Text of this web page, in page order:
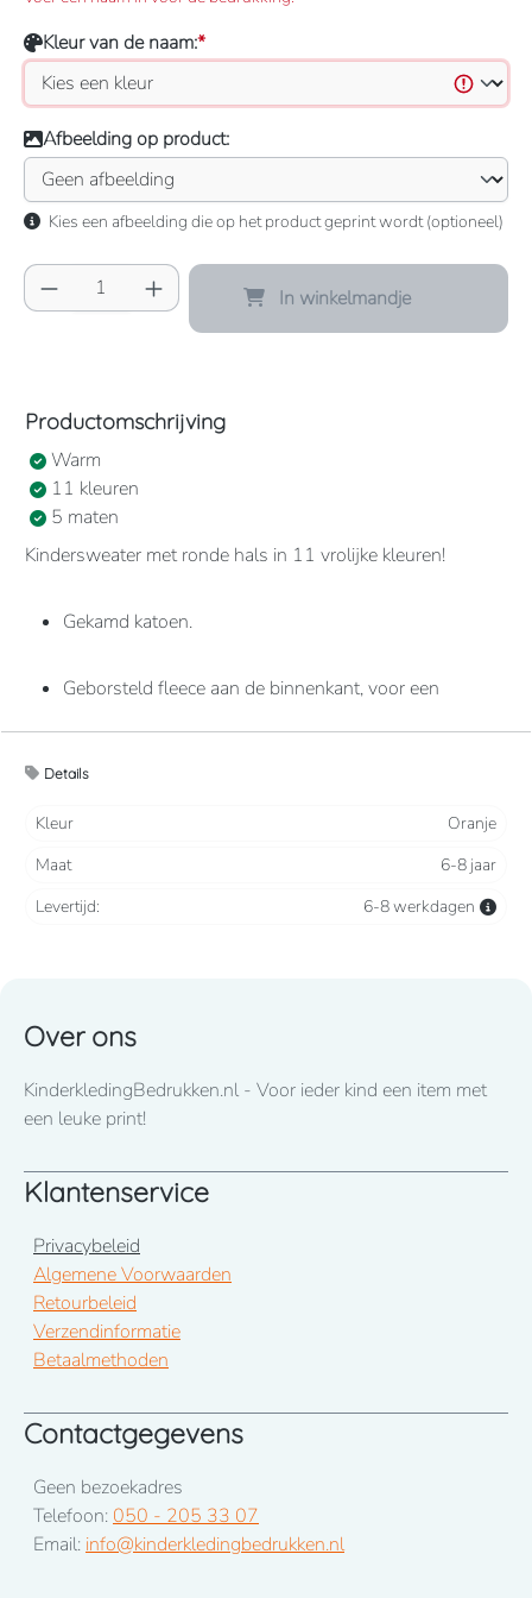
Kleur van de naam:*
Afbeelding op product:
Kies een afbeelding die op het product geprint wordt (optioneel)
Producthoeveelheid: Voer de gewenste
In winkelmandje
Productomschrijving
Warm
11 kleuren
5 maten
Kindersweater met ronde hals in 11 vrolijke kleuren!
Gekamd katoen.
Geborsteld fleece aan de binnenkant, voor een
Casual en ideaal voor dagelijks gebruik.
280 grams
Details
Kleur
Oranje
Maat
6-8 jaar
Levertijd:
6-8 werkdagen
Over ons
KinderkledingBedrukken.nl - Voor ieder kind een item met
een leuke print!
Klantenservice
Privacybeleid
Algemene Voorwaarden
Retourbeleid
Verzendinformatie
Betaalmethoden
Contactgegevens
Geen bezoekadres
Telefoon: 050 - 205 33 07
Email: info@kinderkledingbedrukken.nl